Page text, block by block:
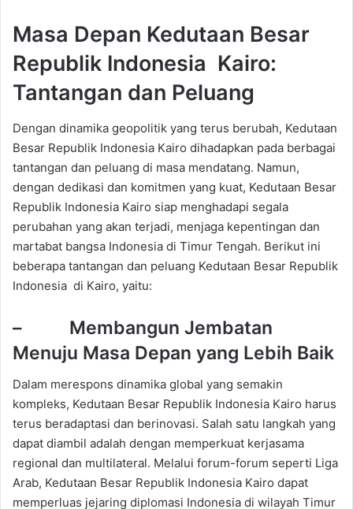
Masa Depan Kedutaan Besar
Republik Indonesia Kairo:
Tantangan dan Peluang
Dengan dinamika geopolitik yang terus berubah, Kedutaan
Besar Republik Indonesia Kairo dihadapkan pada berbagai
tantangan dan peluang di masa mendatang. Namun,
dengan dedikasi dan komitmen yang kuat, Kedutaan Besar
Republik Indonesia Kairo siap menghadapi segala
perubahan yang akan terjadi, menjaga kepentingan dan
martabat bangsa Indonesia di Timur Tengah. Berikut ini
beberapa tantangan dan peluang Kedutaan Besar Republik
Indonesia di Kairo, yaitu:
– Membangun Jembatan
Menuju Masa Depan yang Lebih Baik
Dalam merespons dinamika global yang semakin
kompleks, Kedutaan Besar Republik Indonesia Kairo harus
terus beradaptasi dan berinovasi. Salah satu langkah yang
dapat diambil adalah dengan memperkuat kerjasama
regional dan multilateral. Melalui forum-forum seperti Liga
Arab, Kedutaan Besar Republik Indonesia Kairo dapat
memperluas jejaring diplomasi Indonesia di wilayah Timur